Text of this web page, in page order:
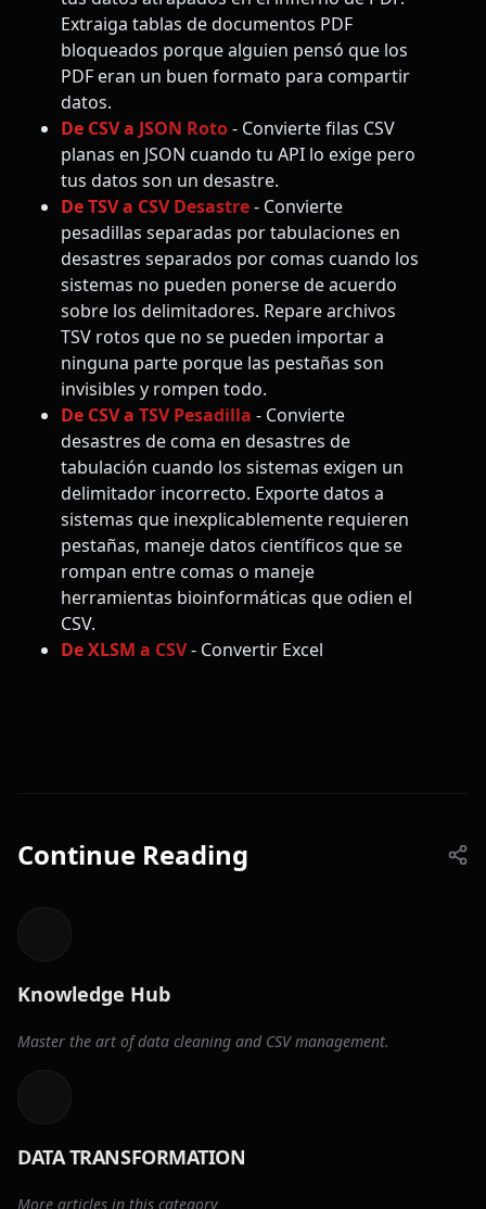
Extraiga tablas de documentos PDF
bloqueados porque alguien pensó que los
PDF eran un buen formato para compartir
datos.
De CSV a JSON Roto- Convierte filas CSV
planas en JSON cuando tu API lo exige pero
tus datos son un desastre.
De TSV a CSV Desastre- Convierte
pesadillas separadas por tabulaciones en
desastres separados por comas cuando los
sistemas no pueden ponerse de acuerdo
sobre los delimitadores. Repare archivos
TSV rotos que no se pueden importar a
ninguna parte porque las pestañas son
invisibles y rompen todo.
De CSV a TSV Pesadilla - Convierte
desastres de coma en desastres de
tabulación cuando los sistemas exigen un
delimitador incorrecto. Exporte datos a
sistemas que inexplicablemente requieren
pestañas, maneje datos científicos que se
rompan entre comas o maneje
herramientas bioinformáticas que odien el
CSV.
De XLSM a CSV- Convertir Excel
Continue Reading
Knowledge Hub
Master the art of data cleaning and CSV management.
DATA TRANSFORMATION
More articles in this category